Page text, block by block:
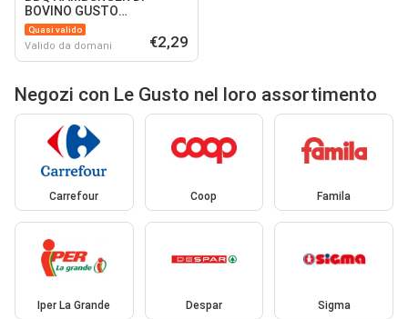
BOVINO GUSTO
AFFUMICATO
Quasi valido
Valido da domani €2,29
Negozi con Le Gusto nel loro assortimento
Carrefour Coop Famila
Iper La Grande Despar Sigma